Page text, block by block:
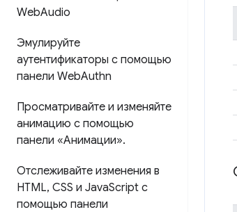
WebAudio
Эмулируйте
аутентификаторы с помощью
панели WebAuthn
Просматривайте и изменяйте
анимацию с помощью
панели «Анимации».
Отслеживайте изменения в
HTML, CSS и JavaScript с
помощью панели